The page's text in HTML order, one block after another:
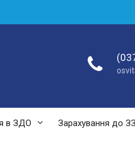
в ЗДО Зарахування до